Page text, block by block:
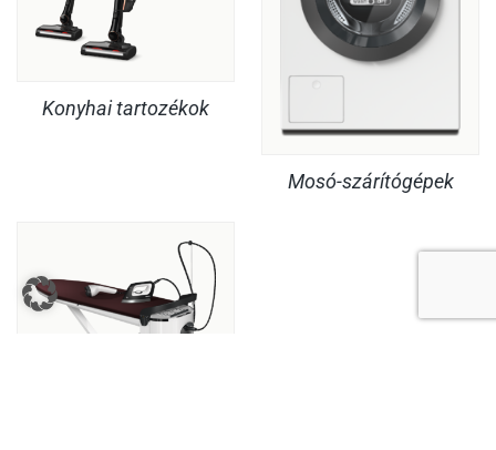
Konyhai tartozékok
Mosó-szárítógépek